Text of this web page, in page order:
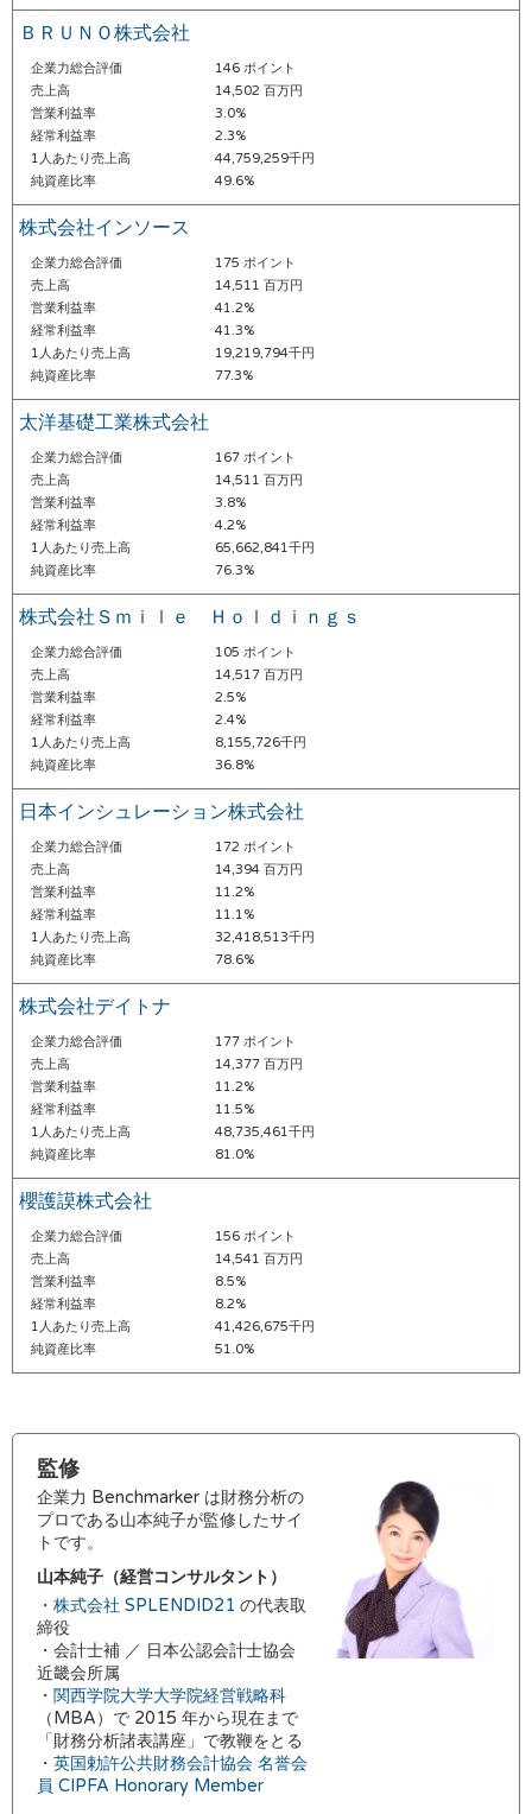
ＢＲＵＮＯ株式会社
企業力総合評価
146 ポイント
売上高
14,502 百万円
営業利益率
3.0%
経常利益率
2.3%
1人あたり売上高
44,759,259千円
純資産比率
49.6%
株式会社インソース
企業力総合評価
175 ポイント
売上高
14,511 百万円
営業利益率
41.2%
経常利益率
41.3%
1人あたり売上高
19,219,794千円
純資産比率
77.3%
太洋基礎工業株式会社
企業力総合評価
167 ポイント
売上高
14,511 百万円
営業利益率
3.8%
経常利益率
4.2%
1人あたり売上高
65,662,841千円
純資産比率
76.3%
株式会社Ｓｍｉｌｅ Ｈｏｌｄｉｎｇｓ
企業力総合評価
105 ポイント
売上高
14,517 百万円
営業利益率
2.5%
経常利益率
2.4%
1人あたり売上高
8,155,726千円
純資産比率
36.8%
日本インシュレーション株式会社
企業力総合評価
172 ポイント
売上高
14,394 百万円
営業利益率
11.2%
経常利益率
11.1%
1人あたり売上高
32,418,513千円
純資産比率
78.6%
株式会社デイトナ
企業力総合評価
177 ポイント
売上高
14,377 百万円
営業利益率
11.2%
経常利益率
11.5%
1人あたり売上高
48,735,461千円
純資産比率
81.0%
櫻護謨株式会社
企業力総合評価
156 ポイント
売上高
14,541 百万円
営業利益率
8.5%
経常利益率
8.2%
1人あたり売上高
41,426,675千円
純資産比率
51.0%
監修
企業力 Benchmarker は財務分析の
プロである山本純子が監修したサイ
トです。
山本純子（経営コンサルタント）
・ 株式会社 SPLENDID21 の代表取
締役
・会計士補 ／ 日本公認会計士協会
近畿会所属
・ 関西学院大学大学院経営戦略科
（MBA）で 2015 年から現在まで
「財務分析諸表講座」で教鞭をとる
・ 英国勅許公共財務会計協会 名誉会
員 CIPFA Honorary Member